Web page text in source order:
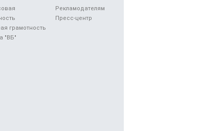
грамотность
"ВБ"
Рекламодателям
Пресс-центр